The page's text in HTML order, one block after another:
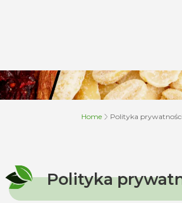
Home Polityka prywatności
Polityka